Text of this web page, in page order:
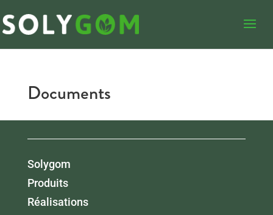
Documents
Solygom
Produits
Réalisations